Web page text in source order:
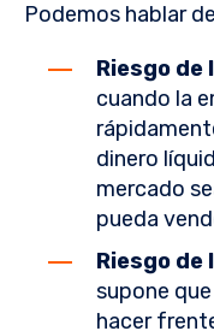
Podemos hablar
Riesgo
cuando la
dinero
mercado
pueda
Riesgo de
supone
hacer